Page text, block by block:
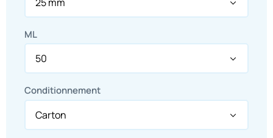
ML
Conditionnement